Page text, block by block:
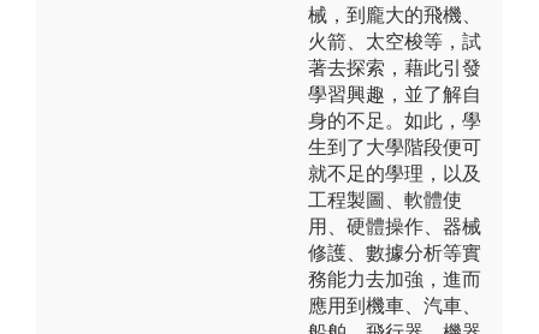
械，到龐大的飛機、
火箭、太空梭等，試
著去探索，藉此引發
學習興趣，並了解自
身的不足。如此，學
生到了大學階段便可
就不足的學理，以及
工程製圖、軟體使
用、硬體操作、器械
修護、數據分析等實
務能力去加強，進而
應用到機車、汽車、